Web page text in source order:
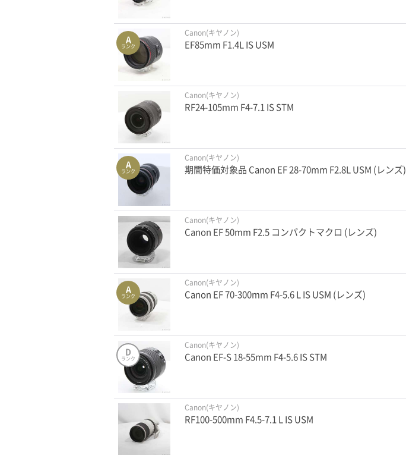
A
ランク
Canon(キヤノン)
EF85mm F1.4L IS USM
Canon(キヤノン)
RF24-105mm F4-7.1 IS STM
A
ランク
Canon(キヤノン)
期間特価対象品 Canon EF 28-70mm F2.8L USM (レンズ)
Canon(キヤノン)
Canon EF 50mm F2.5 コンパクトマクロ (レンズ)
A
ランク
Canon(キヤノン)
Canon EF 70-300mm F4-5.6 L IS USM (レンズ)
D
ランク
Canon(キヤノン)
Canon EF-S 18-55mm F4-5.6 IS STM
Canon(キヤノン)
RF100-500mm F4.5-7.1 L IS USM